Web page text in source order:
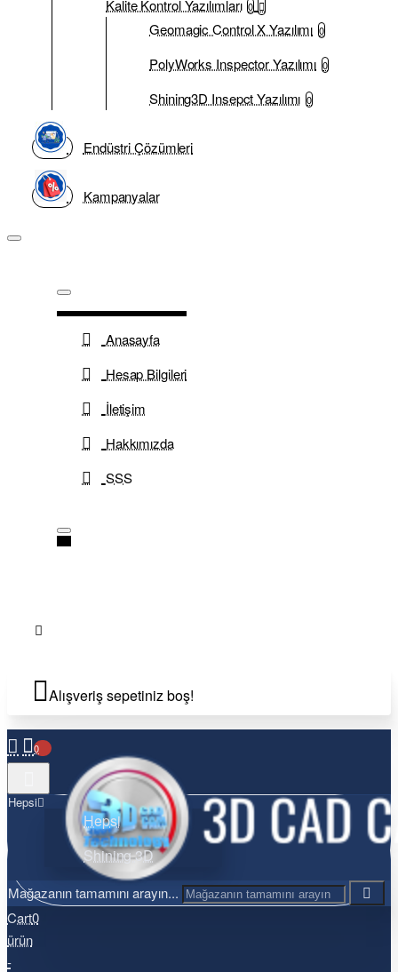
Kalite Kontrol Yazılımları 0
Geomagic Control X Yazılımı 0
PolyWorks Inspector Yazılımı 0
Shining3D Insepct Yazılımı 0
Endüstri Çözümleri
Kampanyalar
Anasayfa
Hesap Bilgileri
İletişim
Hakkımızda
SSS
Alışveriş sepetiniz boş!
0
Hepsi
Hepsi
Shining 3D
Mağazanın tamamını arayın...
Cart0
ürün
-